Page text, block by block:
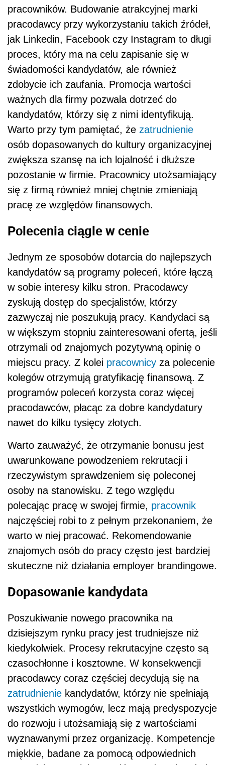
pracowników. Budowanie atrakcyjnej marki
pracodawcy przy wykorzystaniu takich źródeł,
jak Linkedin, Facebook czy Instagram to długi
proces, który ma na celu zapisanie się w
świadomości kandydatów, ale również
zdobycie ich zaufania. Promocja wartości
ważnych dla firmy pozwala dotrzeć do
kandydatów, którzy się z nimi identyfikują.
Warto przy tym pamiętać, że zatrudnienie
osób dopasowanych do kultury organizacyjnej
zwiększa szansę na ich lojalność i dłuższe
pozostanie w firmie. Pracownicy utożsamiający
się z firmą również mniej chętnie zmieniają
pracę ze względów finansowych.
Polecenia ciągle w cenie
Jednym ze sposobów dotarcia do najlepszych
kandydatów są programy poleceń, które łączą
w sobie interesy kilku stron. Pracodawcy
zyskują dostęp do specjalistów, którzy
zazwyczaj nie poszukują pracy. Kandydaci są
w większym stopniu zainteresowani ofertą, jeśli
otrzymali od znajomych pozytywną opinię o
miejscu pracy. Z kolei pracownicy za polecenie
kolegów otrzymują gratyfikację finansową. Z
programów poleceń korzysta coraz więcej
pracodawców, płacąc za dobre kandydatury
nawet do kilku tysięcy złotych.
Warto zauważyć, że otrzymanie bonusu jest
uwarunkowane powodzeniem rekrutacji i
rzeczywistym sprawdzeniem się poleconej
osoby na stanowisku. Z tego względu
polecając pracę w swojej firmie, pracownik
najczęściej robi to z pełnym przekonaniem, że
warto w niej pracować. Rekomendowanie
znajomych osób do pracy często jest bardziej
skuteczne niż działania employer brandingowe.
Dopasowanie kandydata
Poszukiwanie nowego pracownika na
dzisiejszym rynku pracy jest trudniejsze niż
kiedykolwiek. Procesy rekrutacyjne często są
czasochłonne i kosztowne. W konsekwencji
pracodawcy coraz częściej decydują się na
zatrudnienie kandydatów, którzy nie spełniają
wszystkich wymogów, lecz mają predyspozycje
do rozwoju i utożsamiają się z wartościami
wyznawanymi przez organizację. Kompetencje
miękkie, badane za pomocą odpowiednich